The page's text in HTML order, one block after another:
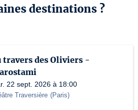
destinations ?
travers des Oliviers -
22 sept. 2026 à 18:00
Traversière (Paris)